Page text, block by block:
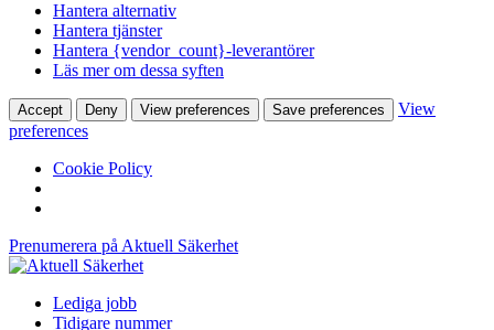
Hantera alternativ
Hantera tjänster
Hantera {vendor_count}-leverantörer
Läs mer om dessa syften
Accept Deny View preferences Save preferences
View
preferences
Cookie Policy
Prenumerera på Aktuell Säkerhet
Lediga jobb
Tidigare nummer